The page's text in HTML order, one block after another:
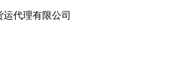
代理有限公司